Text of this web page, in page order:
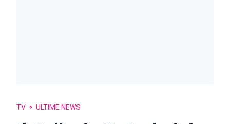
TV ULTIME NEWS